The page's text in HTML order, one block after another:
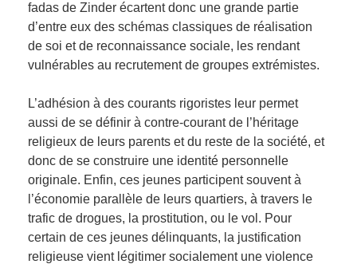
fadas de Zinder écartent donc une grande partie
d’entre eux des schémas classiques de réalisation
de soi et de reconnaissance sociale, les rendant
vulnérables au recrutement de groupes extrémistes.
L’adhésion à des courants rigoristes leur permet
aussi de se définir à contre-courant de l’héritage
religieux de leurs parents et du reste de la société, et
donc de se construire une identité personnelle
originale. Enfin, ces jeunes participent souvent à
l’économie parallèle de leurs quartiers, à travers le
trafic de drogues, la prostitution, ou le vol. Pour
certain de ces jeunes délinquants, la justification
religieuse vient légitimer socialement une violence